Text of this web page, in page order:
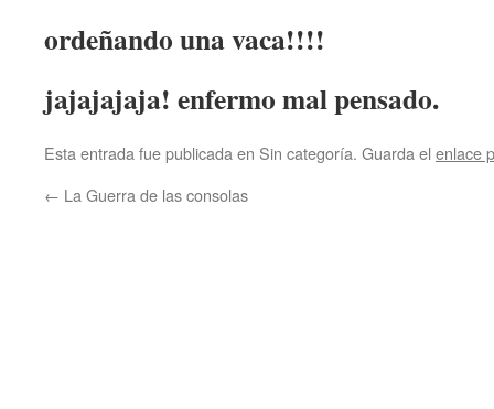
ordeñando una vaca!!!!
jajajajaja! enfermo mal pensado.
Esta entrada fue publicada en Sin categoría. Guarda el enlace
← La Guerra de las consolas